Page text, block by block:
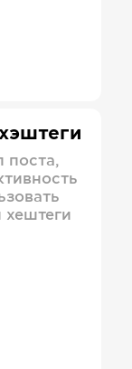
поста,